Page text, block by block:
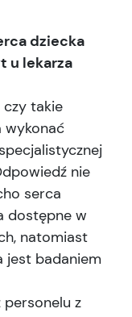
dziecka
u lekarza
czy takie
wykonać
nie
serca
dostępne w
natomiast
jest badaniem
z